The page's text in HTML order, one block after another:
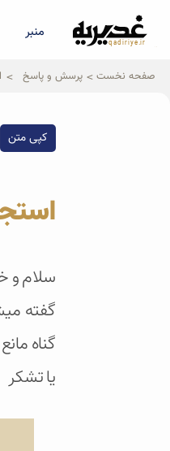
qadiriye.ir
نشریه ی غدیریه-بیانات استاد
منبر
صفحه نخست پرسش و پاسخ
کپی متن
سلام و
گفته
گناه
یا تشکر